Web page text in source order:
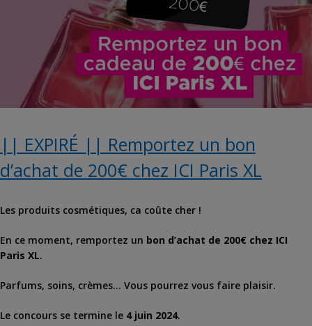
|| EXPIRÉ || Remportez un bon
d’achat de 200€ chez ICI Paris XL
Les produits cosmétiques, ca coûte cher !
En ce moment, remportez un bon d’achat de 200€ chez ICI
Paris XL.
Parfums, soins, crèmes… Vous pourrez vous faire plaisir.
Le concours se termine le 4 juin 2024.